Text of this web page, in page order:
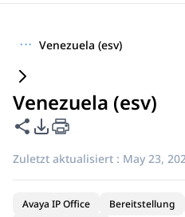
··· Venezuela (esv)
Venezuela (esv)
Diese Seite teilen
PDF-Exportoptionen
Zuletzt aktualisiert : May 23,
Avaya IP Office Bereitstellung